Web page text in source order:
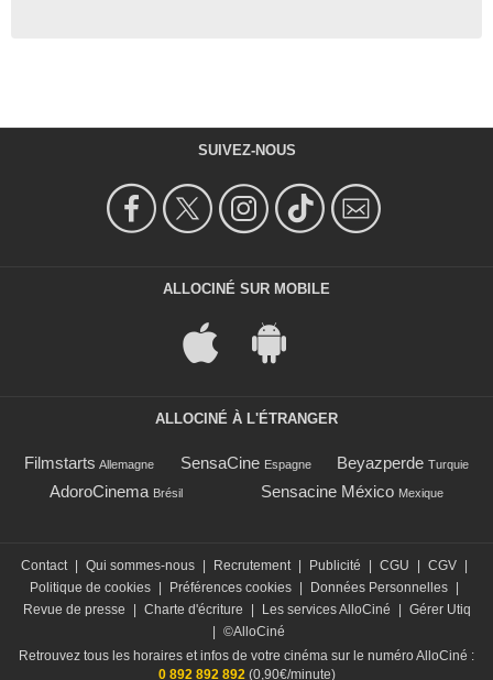
SUIVEZ-NOUS
ALLOCINÉ SUR MOBILE
ALLOCINÉ À L'ÉTRANGER
Filmstarts Allemagne SensaCine Espagne Beyazperde Turquie
AdoroCinema Brésil Sensacine México Mexique
Contact | Qui sommes-nous | Recrutement | Publicité | CGU | CGV |
Politique de cookies | Préférences cookies | Données Personnelles |
Revue de presse
| Charte d'écriture | Les services AlloCiné | Gérer Utiq
| ©AlloCiné
Retrouvez tous les horaires et infos de votre cinéma sur le numéro AlloCiné :
0 892 892 892(0,90€/minute)